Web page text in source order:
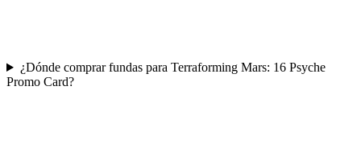
¿Dónde comprar fundas para Terraforming Mars: 16 Psyche
Promo Card?